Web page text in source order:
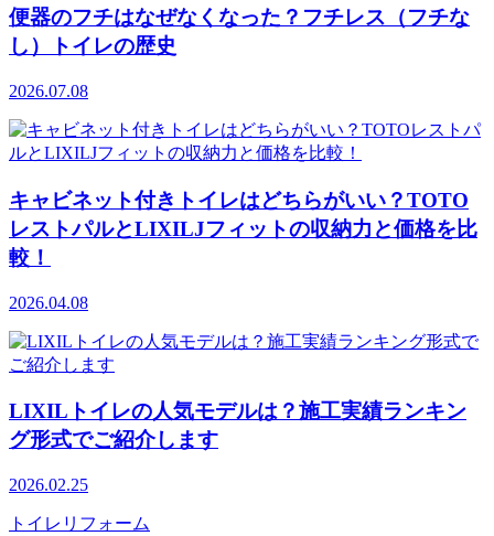
便器のフチはなぜなくなった？フチレス（フチな
し）トイレの歴史
2026.07.08
キャビネット付きトイレはどちらがいい？TOTO
レストパルとLIXILJフィットの収納力と価格を比
較！
2026.04.08
LIXILトイレの人気モデルは？施工実績ランキン
グ形式でご紹介します
2026.02.25
トイレリフォーム